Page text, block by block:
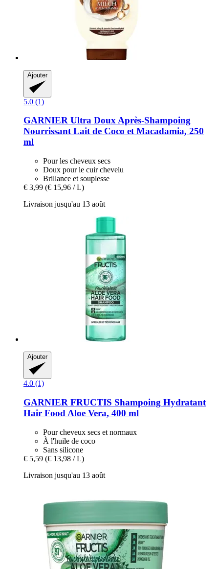
Ajouter
5.0 (1)
GARNIER Ultra Doux Après-​Shampoing
Nourrissant Lait de Coco et Macadamia, 250
ml
Pour les cheveux secs
Doux pour le cuir chevelu
Brillance et souplesse
€ 3,99 (€ 15,96 / L)
Livraison jusqu'au 13 août
Ajouter
4.0 (1)
GARNIER FRUCTIS Shampoing Hydratant
Hair Food Aloe Vera, 400 ml
Pour cheveux secs et normaux
À l'huile de coco
Sans silicone
€ 5,59 (€ 13,98 / L)
Livraison jusqu'au 13 août